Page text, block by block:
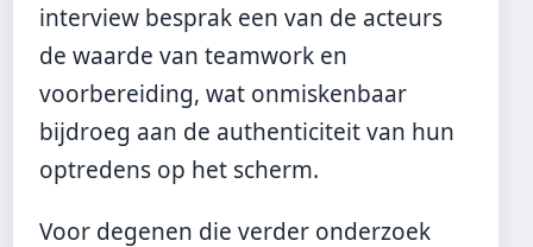
interview besprak een van de acteurs
de waarde van teamwork en
voorbereiding, wat onmiskenbaar
bijdroeg aan de authenticiteit van hun
optredens op het scherm.
Voor degenen die verder onderzoek